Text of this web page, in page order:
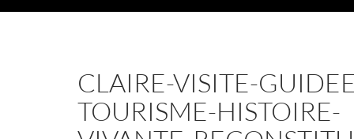
CLAIRE-VISITE-
TOURISME-HISTOIRE-